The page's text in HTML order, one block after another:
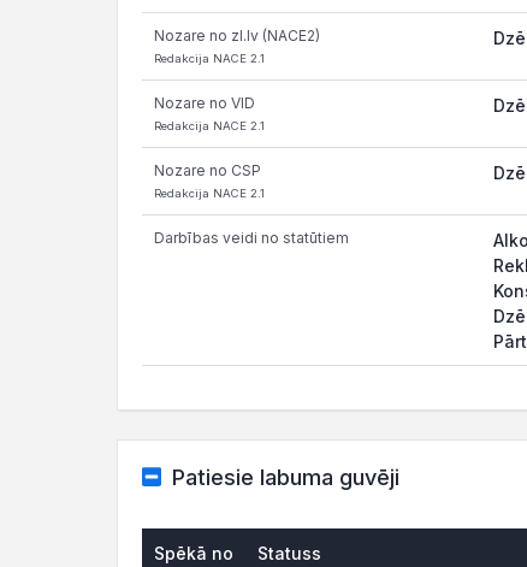
Nozare no zl.lv (NACE2)
Redakcija NACE 2.1
Nozare no VID
Redakcija NACE 2.1
Nozare no CSP
Redakcija NACE 2.1
Darbības veidi no statūtiem
Patiesie labuma guvēji
Spēkā no Statuss